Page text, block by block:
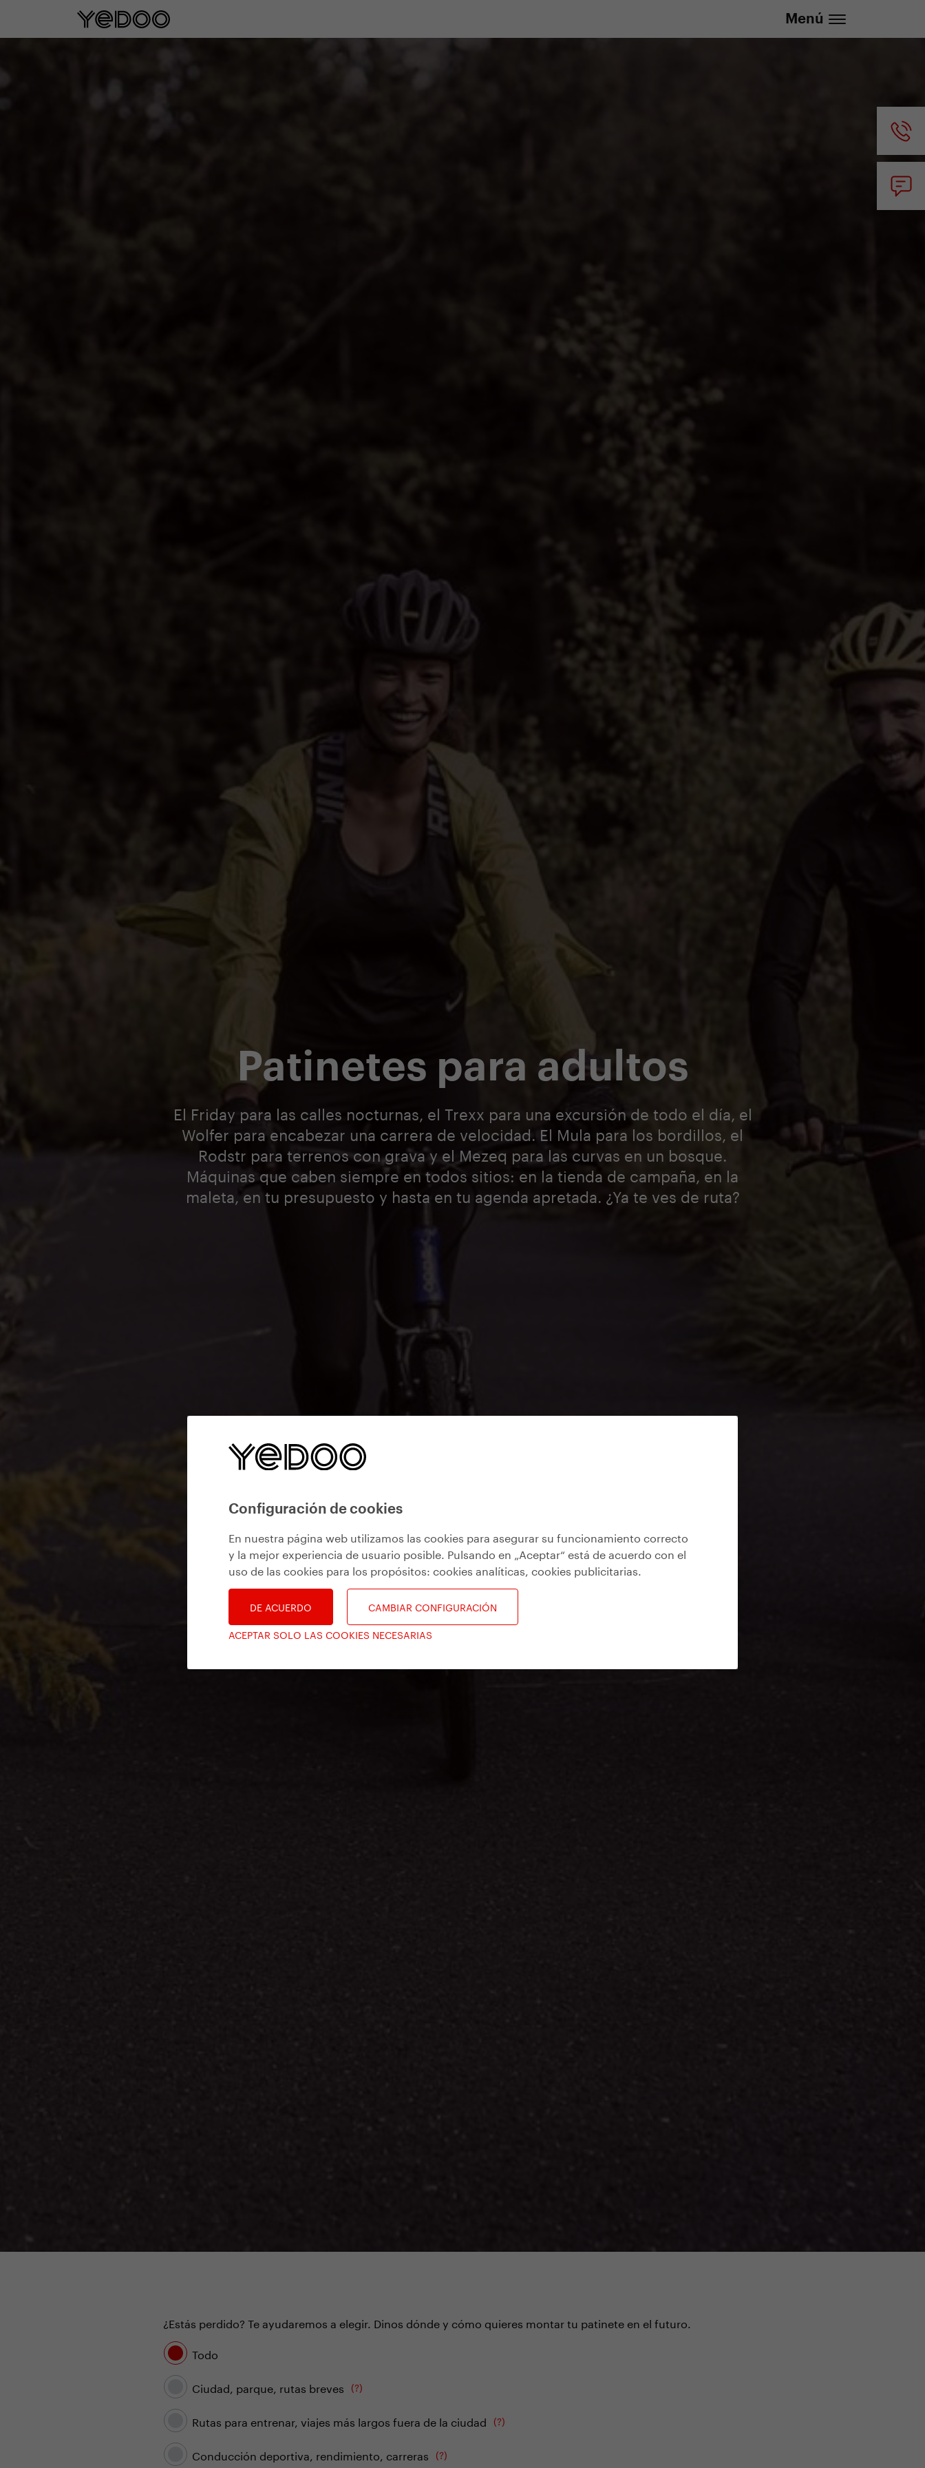
Configuración de cookies
En nuestra página web utilizamos las cookies para asegurar su funcionamiento correcto
y la mejor experiencia de usuario posible. Pulsando en „Aceptar“ está de acuerdo con el
uso de las cookies para los propósitos: cookies analíticas, cookies publicitarias
DE ACUERDO
CAMBIAR CONFIGURACIÓN
ACEPTAR SOLO LAS COOKIES NECESARIAS
Menú
Patinetes para adultos
El Friday para las calles nocturnas, el Trexx para una excursión de todo el día, el
Wolfer para encabezar una carrera de velocidad. El Mula para los bordillos, el
Rodstr para terrenos con grava y el Mezeq para las curvas en un bosque.
Máquinas que caben siempre en todos sitios: en la tienda de campaña, en la
maleta, en tu presupuesto y hasta en tu agenda apretada. ¿Ya te ves de ruta?
¿Estás perdido? Te ayudaremos a elegir. Dinos dónde y cómo quieres montar tu patinete en el futuro.
Todo
Ciudad, parque, rutas breves (?)
Rutas para entrenar, viajes más largos fuera de la ciudad (?)
Conducción deportiva, rendimiento, carreras (?)